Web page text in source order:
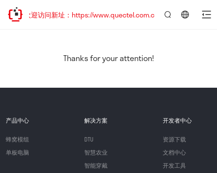
迁移，欢迎访问新址：https://www.quectel.com.cn
Thanks for your attention!
产品中心
蜂窝模组
单板电脑
解决方案
DTU
智慧农业
智能穿戴
开发者中心
资源下载
文档中心
开发工具